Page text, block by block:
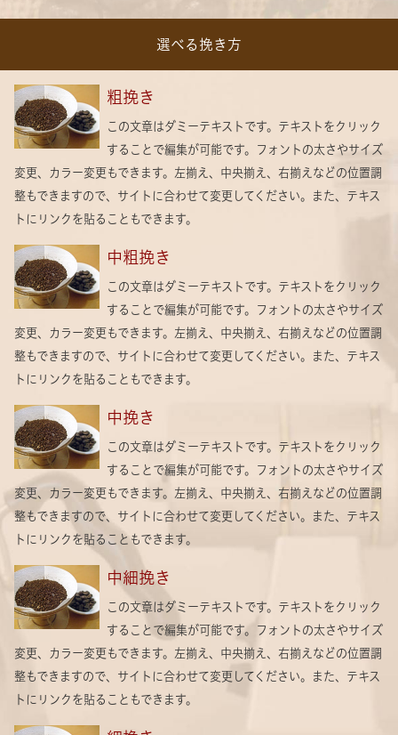
選べる挽き方
粗挽き
この文章はダミーテキストです。テキストをクリック
することで編集が可能です。フォントの太さやサイズ
変更、カラー変更もできます。左揃え、中央揃え、右揃えなどの位置調
整もできますので、サイトに合わせて変更してください。また、テキス
トにリンクを貼ることもできます。
中粗挽き
この文章はダミーテキストです。テキストをクリック
することで編集が可能です。フォントの太さやサイズ
変更、カラー変更もできます。左揃え、中央揃え、右揃えなどの位置調
整もできますので、サイトに合わせて変更してください。また、テキス
トにリンクを貼ることもできます。
中挽き
この文章はダミーテキストです。テキストをクリック
することで編集が可能です。フォントの太さやサイズ
変更、カラー変更もできます。左揃え、中央揃え、右揃えなどの位置調
整もできますので、サイトに合わせて変更してください。また、テキス
トにリンクを貼ることもできます。
中細挽き
この文章はダミーテキストです。テキストをクリック
することで編集が可能です。フォントの太さやサイズ
変更、カラー変更もできます。左揃え、中央揃え、右揃えなどの位置調
整もできますので、サイトに合わせて変更してください。また、テキス
トにリンクを貼ることもできます。